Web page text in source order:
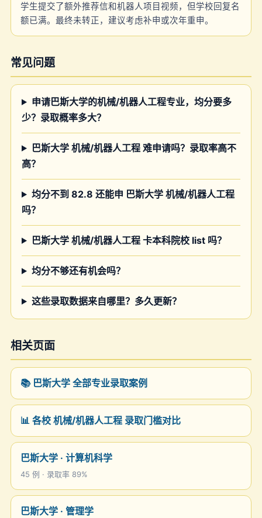
学生提交了额外推荐信和机器人项目视频，但学校回复名
额已满。最终未转正，建议考虑补申或次年重申。
常见问题
申请巴斯大学的机械/机器人工程专业，均分要多
少？录取概率多大？
巴斯大学 机械/机器人工程 难申请吗？录取率高不
高？
均分不到 82.8 还能申 巴斯大学 机械/机器人工程
吗？
巴斯大学 机械/机器人工程 卡本科院校 list 吗？
均分不够还有机会吗？
这些录取数据来自哪里？多久更新？
相关页面
📚 巴斯大学 全部专业录取案例
📊 各校 机械/机器人工程 录取门槛对比
巴斯大学 · 计算机科学
45 例 · 录取率 89%
巴斯大学 · 管理学